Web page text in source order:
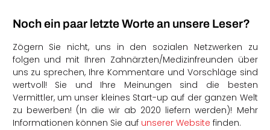
Noch ein paar letzte Worte an unsere Leser?
Zögern Sie nicht, uns in den sozialen Netzwerken zu
folgen und mit Ihren Zahnärzten/Medizinfreunden über
uns zu sprechen, Ihre Kommentare und Vorschläge sind
wertvoll! Sie und Ihre Meinungen sind die besten
Vermittler, um unser kleines Start-up auf der ganzen Welt
zu bewerben! (In die wir ab 2020 liefern werden)! Mehr
Informationen können Sie auf unserer Website finden.